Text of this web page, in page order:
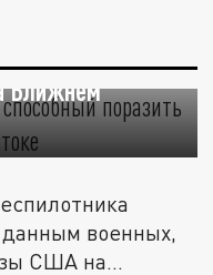
способный
Ближнем
военных,
США на...